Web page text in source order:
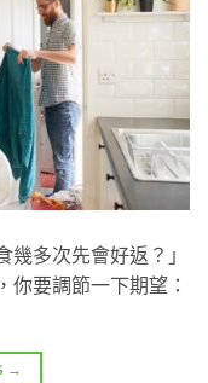
多次先會好返？」
你要調節一下期望：
→